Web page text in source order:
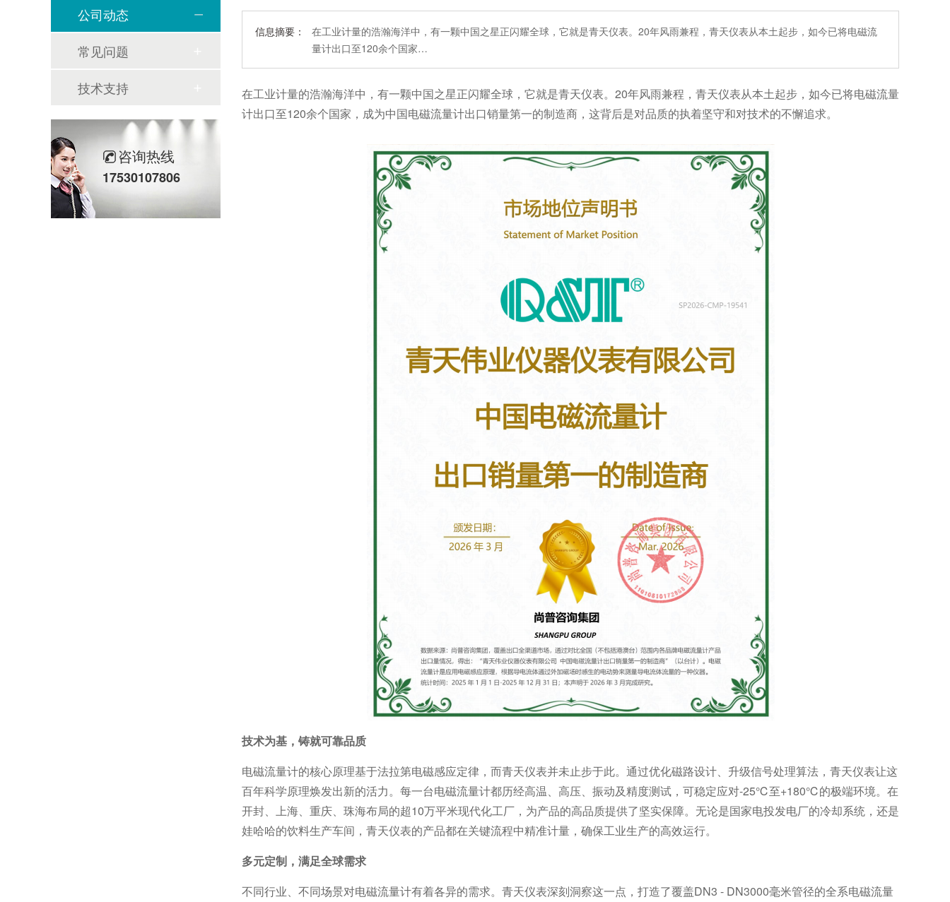
信息摘要：
在工业计量的浩瀚海洋中，有一颗中国之星正闪耀全球，它就是青天仪表。20年风雨兼程，青天仪表从本土起步，如今已将电磁流
量计出口至120余个国家…
在工业计量的浩瀚海洋中，有一颗中国之星正闪耀全球，它就是青天仪表。20年风雨兼程，青天仪表从本土起步，如今已将电磁流量
计出口至120余个国家，成为中国电磁流量计出口销量第一的制造商，这背后是对品质的执着坚守和对技术的不懈追求。
技术为基，铸就可靠品质
电磁流量计的核心原理基于法拉第电磁感应定律，而青天仪表并未止步于此。通过优化磁路设计、升级信号处理算法，青天仪表让这
百年科学原理焕发出新的活力。每一台电磁流量计都历经高温、高压、振动及精度测试，可稳定应对-25℃至+180℃的极端环境。在
开封、上海、重庆、珠海布局的超10万平米现代化工厂，为产品的高品质提供了坚实保障。无论是国家电投发电厂的冷却系统，还是
娃哈哈的饮料生产车间，青天仪表的产品都在关键流程中精准计量，确保工业生产的高效运行。
多元定制，满足全球需求
不同行业、不同场景对电磁流量计有着各异的需求。青天仪表深刻洞察这一点，打造了覆盖DN3 - DN3000毫米管径的全系电磁流量
公司动态
常见问题
技术支持
咨询热线
17530107806